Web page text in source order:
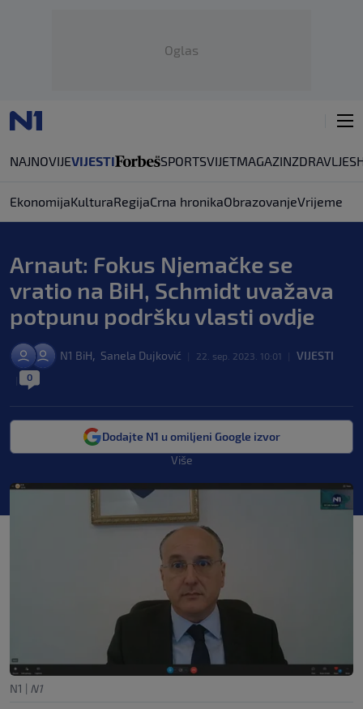
Oglas
NAJNOVIJEVIJESTI SPORTSVIJETMAGAZINZDRAVLJE
EkonomijaKulturaRegijaCrna hronikaObrazovanjeVrijeme
Arnaut: Fokus Njemačke se
vratio na BiH, Schmidt uvažava
potpunu podršku vlasti ovdje
N1 BiH, Sanela Dujković 22. sep. 2023. 10:01 VIJESTI
0
Dodajte N1 u omiljeni Google izvor
Više
N1 | N1